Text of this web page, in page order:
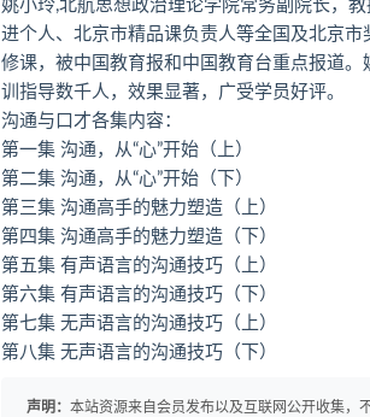
姚小玲,北航思想政治理论学院常务副院长，
进个人、北京市精品课负责人等全国及北京
修课，被中国教育报和中国教育台重点报道
训指导数千人，效果显著，广受学员好评。
沟通与口才各集内容：
第一集 沟通，从“心”开始（上）
第二集 沟通，从“心”开始（下）
第三集 沟通高手的魅力塑造（上）
第四集 沟通高手的魅力塑造（下）
第五集 有声语言的沟通技巧（上）
第六集 有声语言的沟通技巧（下）
第七集 无声语言的沟通技巧（上）
第八集 无声语言的沟通技巧（下）
声明： 本站资源来自会员发布以及互联网公开收集，